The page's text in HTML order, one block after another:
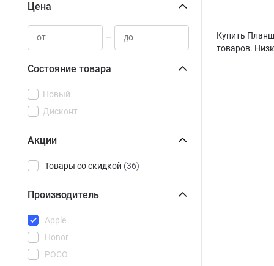
Цена
–
Состояние товара
Новый
Дисконт
Акции
Товары со скидкой (36)
Производитель
Apple
Honor
POCO
Купить
товаров.